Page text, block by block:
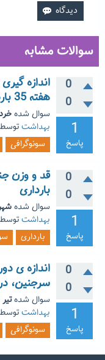
سوالات مشابه
0
0
1
پاسخ
اندازه
هفته 35 بارداری
سوال شدهخرداد
بهداشتتوسط
سونوگرافی
0
0
1
پاسخ
بارداری
سوال شده
بهداشتتوسط
بارداری
0
0
1
پاسخ
اندازه ی
سرجنین، در هفته
سوال شدهتیر 31, 1396
بهداشتتوسط
سونوگرافی